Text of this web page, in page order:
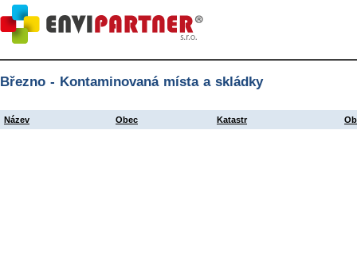
Březno - Kontaminovaná místa a skládky
Název Obec Katastr